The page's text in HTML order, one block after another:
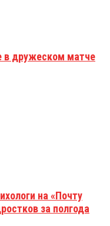
в дружеском матче
на «Почту
за полгода